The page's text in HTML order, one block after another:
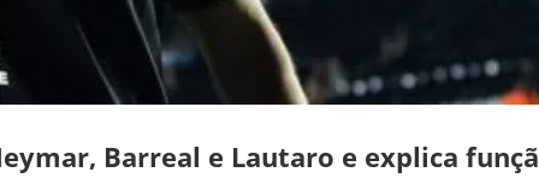
Barreal e Lautaro e explica